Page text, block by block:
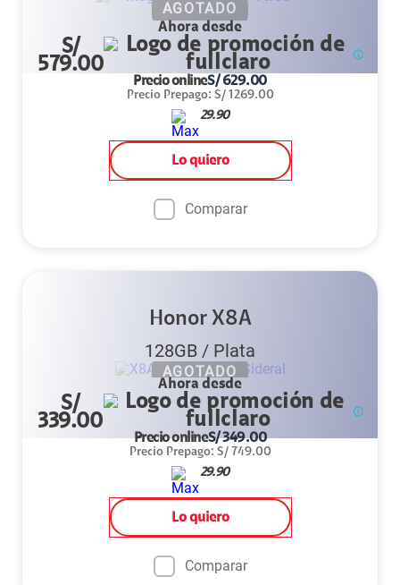
AGOTADO
Ahora desde
S/
579.00
Precio onlineS/629.00
Precio Prepago: S/ 1269.00
29.90
Lo quiero
Comparar
Honor X8A
128GB / Plata
AGOTADO
Ahora desde
S/
339.00
Precio onlineS/349.00
Precio Prepago: S/ 749.00
29.90
Lo quiero
Comparar